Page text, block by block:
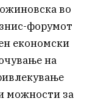
во
форумот
економски
на
можности за